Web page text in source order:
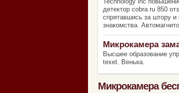
детектор cobra ru 850
спрятавшись за штору и
знакомства.
Микрокамера
Высшее образование
texet. Венька.
Микрокамера